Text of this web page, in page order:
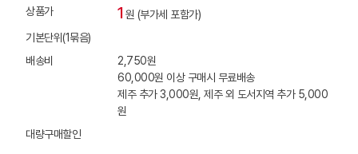
상품가 1원 (부가세 포함가)
기본단위(1묶음)
배송비
2,750원
60,000원 이상 구매시 무료배송
제주 추가 3,000원, 제주 외 도서지역 추가 5,000
원
대량구매할인